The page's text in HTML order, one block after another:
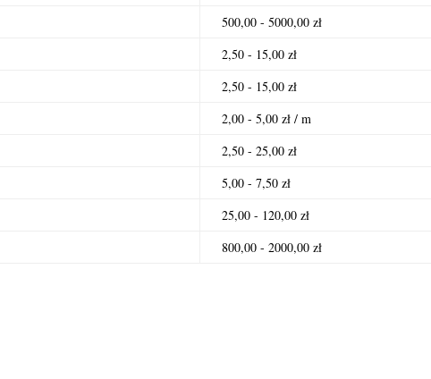
500,00 - 5000,00 zł
2,50 - 15,00 zł
2,50 - 15,00 zł
2,00 - 5,00 zł / m
2,50 - 25,00 zł
5,00 - 7,50 zł
25,00 - 120,00 zł
800,00 - 2000,00 zł